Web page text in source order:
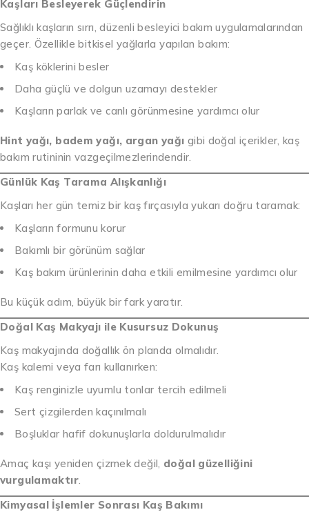
Kaşları Besleyerek Güçlendirin
Sağlıklı kaşların sırrı, düzenli besleyici bakım uygulamalarından
geçer. Özellikle bitkisel yağlarla yapılan bakım:
Kaş köklerini besler
Daha güçlü ve dolgun uzamayı destekler
Kaşların parlak ve canlı görünmesine yardımcı olur
Hint yağı, badem yağı, argan yağı gibi doğal içerikler, kaş
bakım rutininin vazgeçilmezlerindendir.
Günlük Kaş Tarama Alışkanlığı
Kaşları her gün temiz bir kaş fırçasıyla yukarı doğru taramak:
Kaşların formunu korur
Bakımlı bir görünüm sağlar
Kaş bakım ürünlerinin daha etkili emilmesine yardımcı olur
Bu küçük adım, büyük bir fark yaratır.
Doğal Kaş Makyajı ile Kusursuz Dokunuş
Kaş makyajında doğallık ön planda olmalıdır.
Kaş kalemi veya farı kullanırken:
Kaş renginizle uyumlu tonlar tercih edilmeli
Sert çizgilerden kaçınılmalı
Boşluklar hafif dokunuşlarla doldurulmalıdır
Amaç kaşı yeniden çizmek değil, doğal güzelliğini
vurgulamaktır.
Kimyasal İşlemler Sonrası Kaş Bakımı